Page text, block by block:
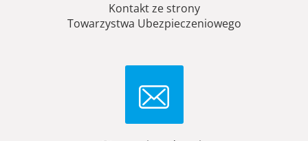
Kontakt ze strony
Towarzystwa Ubezpieczeniowego